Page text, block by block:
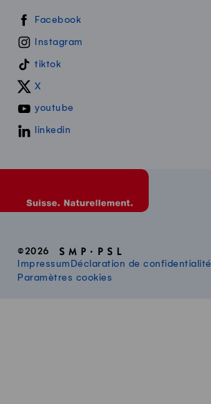
Swissmilk sur les réseaux sociaux
Facebook
Instagram
tiktok
X
youtube
linkedin
©2026
Impressum Déclaration de confidentialité
Paramètres cookies